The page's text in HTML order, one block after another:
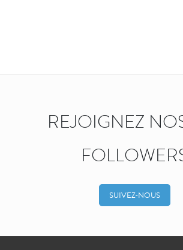
REJOIGNEZ
SUIVEZ-NOUS